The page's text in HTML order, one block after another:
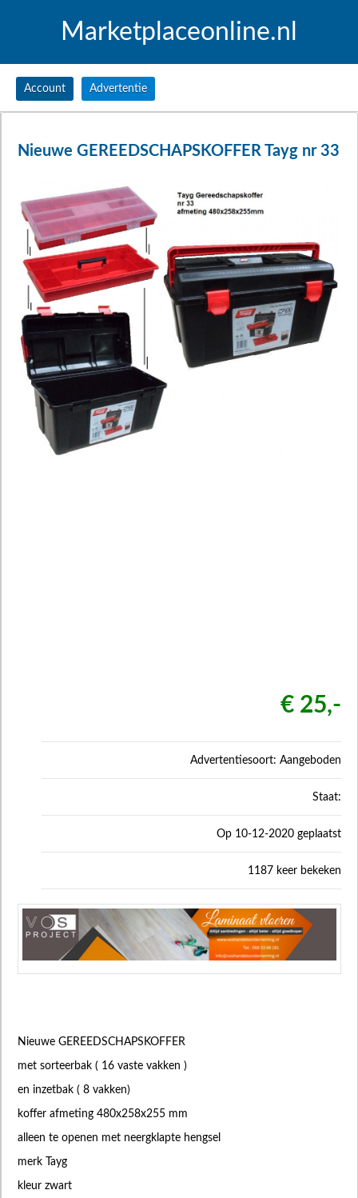
Marketplaceonline.nl
Account Advertentie
Nieuwe GEREEDSCHAPSKOFFER Tayg nr 33
€ 25,-
Advertentiesoort: Aangeboden
Staat:
Op 10-12-2020 geplaatst
1187 keer bekeken
Nieuwe GEREEDSCHAPSKOFFER
met sorteerbak ( 16 vaste vakken )
en inzetbak ( 8 vakken)
koffer afmeting 480x258x255 mm
alleen te openen met neergklapte hengsel
merk Tayg
kleur zwart